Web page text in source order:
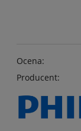
Ocena:
Producent: